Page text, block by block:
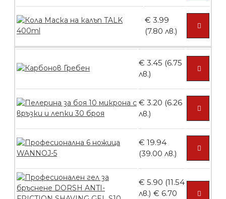
БЕЗПЛАТНО
Контейнери за сваляне на гел лак 5
броя
БЕЗПЛАТНО
Пластмасови предпазители за лак
БЕЗПЛАТНО
€ 3.99
(7.80 лв.)
€ 3.45 (6.75
лв.)
€ 3.20 (6.26
лв.)
€ 19.94
(39.00 лв.)
€ 5.90 (11.54
лв.) € 6.70